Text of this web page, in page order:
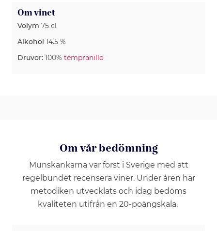
Om vinet
Volym 75 cl
Alkohol 14.5 %
Druvor: 100% tempranillo
Om vår bedömning
Munskänkarna var först i Sverige med att
regelbundet recensera viner. Under åren har
metodiken utvecklats och idag bedöms
kvaliteten utifrån en 20-poängskala.